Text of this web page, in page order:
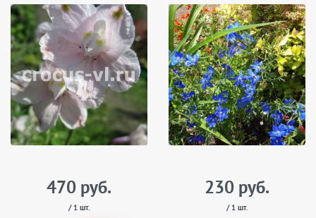
470 руб.
/ 1 шт.
230 руб.
/ 1 шт.